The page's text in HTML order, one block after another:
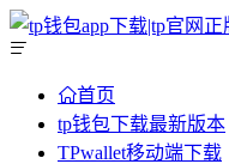
首页
tp钱包下载最新版本
TPwallet移动端下载